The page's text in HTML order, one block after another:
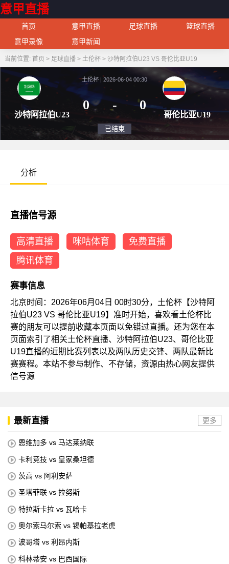
意甲直播
首页 意甲直播 足球直播
篮球直播
意甲录像
意甲新闻
当前位置: 首页 > 足球直播> 土伦杯> 沙特阿拉伯U23 VS 哥伦比亚U19
沙特阿拉伯U23
土伦杯 | 2026-06-04 00:30
0
哥伦
分析
直播信号源
高清直播 咪咕体育
免费直播
腾讯体育
赛事信息
北京时间：2026年06月04日 00时30分，土伦杯【沙特阿
拉伯U23 VS 哥伦比亚U19】准时开始，喜欢看土伦杯比
赛的朋友可以提前收藏本页面以免错过直播。还为您在本
页面索引了相关土伦杯直播、沙特阿拉伯U23、哥伦比亚
U19直播的近期比赛列表以及两队历史交锋、两队最新比
赛赛程。本站不参与制作、不存储，资源由热心网友提供
信号源
最新直播 更多
恩维加多 vs 马达莱纳联
卡利竞技 vs 皇家桑坦德
茨高 vs 阿利安萨
圣塔菲联 vs 拉努斯
特拉斯卡拉 vs 瓦哈卡
奥尔索马尔索 vs 锡帕基拉老虎
波哥塔 vs 利昂内斯
科林蒂安 vs 巴西国际